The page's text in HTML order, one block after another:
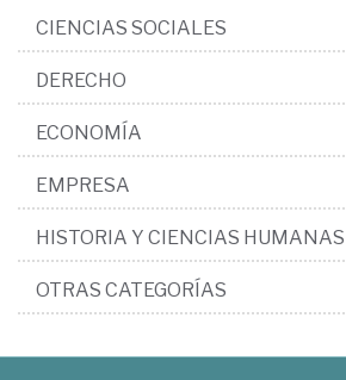
CIENCIAS SOCIALES
DERECHO
ECONOMÍA
EMPRESA
HISTORIA Y CIENCIAS HUMANAS
OTRAS CATEGORÍAS